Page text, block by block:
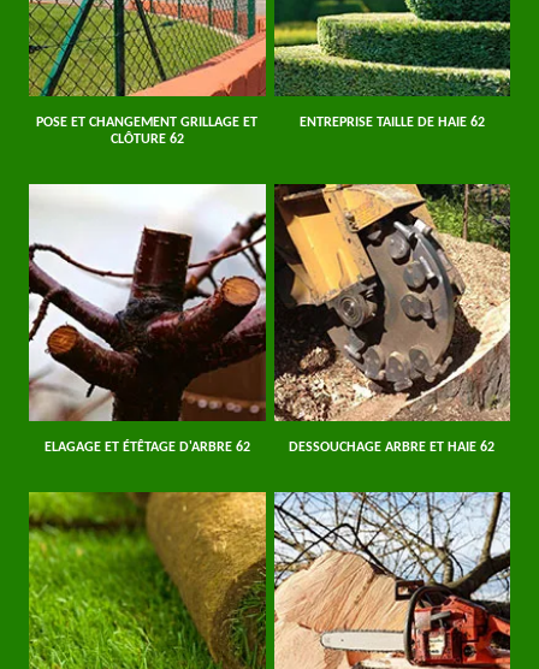
POSE ET CHANGEMENT GRILLAGE ET
CLÔTURE 62
ENTREPRISE TAILLE DE HAIE 62
ELAGAGE ET ÉTÊTAGE D'ARBRE 62 DESSOUCHAGE ARBRE ET HAIE 62